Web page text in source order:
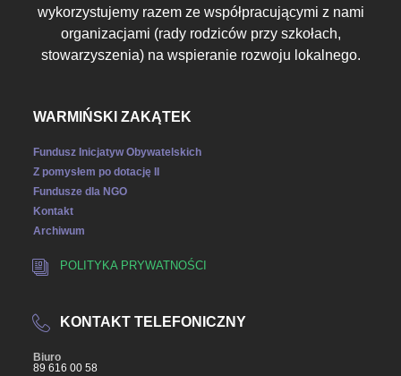
wykorzystujemy razem ze współpracującymi z nami
organizacjami (rady rodziców przy szkołach,
stowarzyszenia) na wspieranie rozwoju lokalnego.
WARMIŃSKI ZAKĄTEK
Fundusz Inicjatyw Obywatelskich
Z pomysłem po dotację II
Fundusze dla NGO
Kontakt
Archiwum
POLITYKA PRYWATNOŚCI
KONTAKT TELEFONICZNY
Biuro
89 616 00 58